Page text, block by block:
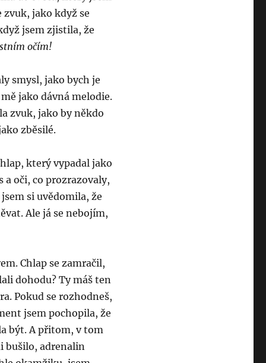
jako když se
jsem zjistila, že
očím!
smysl, jako bych je
jako dávná melodie.
zvuk, jako by někdo
zběsilé.
který vypadal jako
a oči, co prozrazovaly,
si uvědomila, že
Ale já se nebojím,
Chlap se zamračil,
dohodu? Ty máš ten
Pokud se rozhodneš,
jsem pochopila, že
být. A přitom, v tom
bušilo, adrenalin